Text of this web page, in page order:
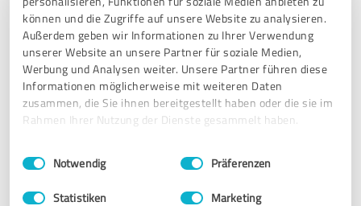
können und die Zugriffe auf unsere Website zu analysieren.
Außerdem geben wir Informationen zu Ihrer Verwendung
unserer Website an unsere Partner für soziale Medien,
Werbung und Analysen weiter. Unsere Partner führen diese
Informationen möglicherweise mit weiteren Daten
zusammen, die Sie ihnen bereitgestellt haben oder die sie im
Rahmen Ihrer Nutzung der Dienste gesammelt haben.
Impressum Datenschutzbestimmungen
Einwilligungsauswahl
Notwendig Präferenzen
Statistiken Marketing
Erfahrungsbericht & Bewertung zu:
Der Weihnachtsmann
28.12.2016 Anonym
GUT